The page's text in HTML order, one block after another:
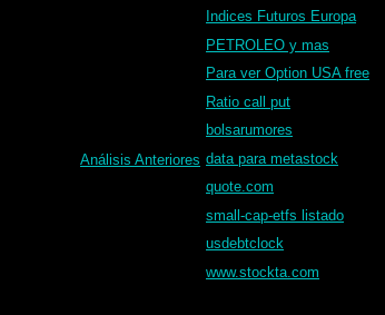
Análisis Anteriores
Indices Futuros Europa
PETROLEO y mas
Para ver Option USA free
Ratio call put
bolsarumores
data para metastock
quote.com
small-cap-etfs listado
usdebtclock
www.stockta.com